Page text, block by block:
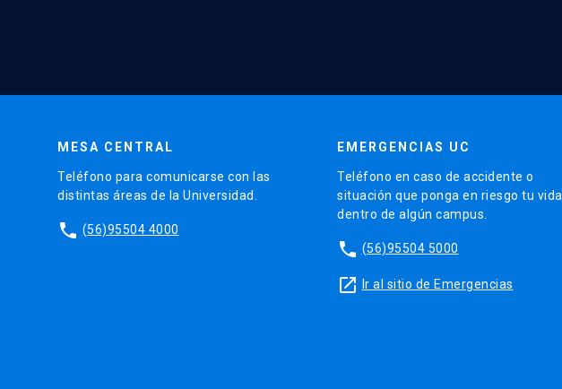
MESA CENTRAL
Teléfono para comunicarse con las
distintas áreas de la Universidad.
phone (56)95504 4000
EMERGENCIAS UC
Teléfono en caso de accidente o
situación que ponga en riesgo tu vida
dentro de algún campus.
phone (56)95504 5000
launch Ir al sitio de Emergencias